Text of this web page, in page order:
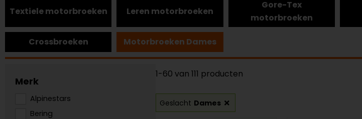
Textiele motorbroeken Leren motorbroeken
Gore-Tex
motorbroeken
Crossbroeken Motorbroeken Dames
Merk
Alpinestars
Bering
1-60 van 111 producten
Geslacht Dames